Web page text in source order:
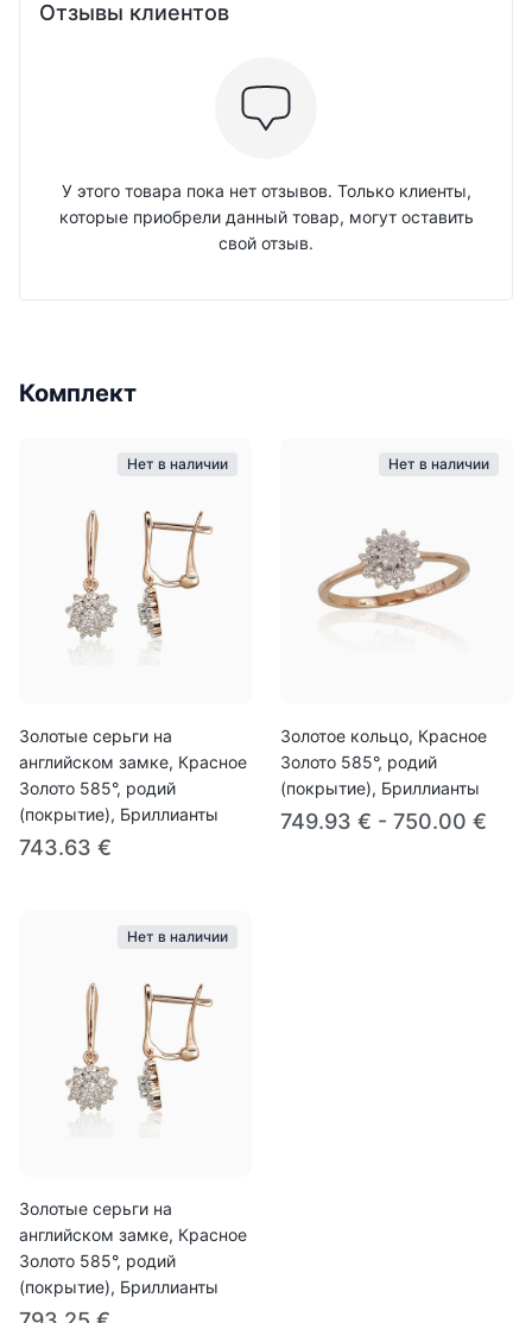
Отзывы клиентов
У этого товара пока нет отзывов. Только клиенты,
которые приобрели данный товар, могут оставить
свой отзыв.
Комплект
Нет в наличии
Золотые серьги на
английском замке, Красное
Золото 585°, родий
(покрытие), Бриллианты
743.63 €
Нет в наличии
Золотое кольцо, Красное
Золото 585°, родий
(покрытие), Бриллианты
749.93 € - 750.00 €
Нет в наличии
Золотые серьги на
английском замке, Красное
Золото 585°, родий
(покрытие), Бриллианты